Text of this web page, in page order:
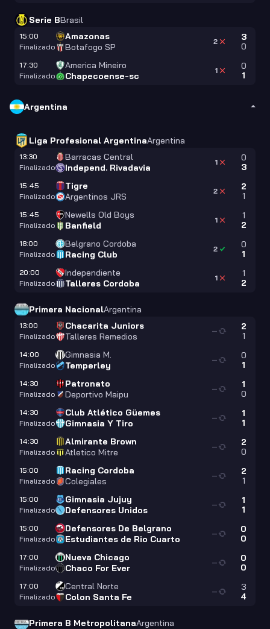
Serie BBrasil
15:00
Finalizado
Amazonas
Botafogo SP
3
0
2
17:30
Finalizado
America Mineiro
Chapecoense-sc
0
1
1
Argentina
Liga Profesional ArgentinaArgentina
13:30
Finalizado
Barracas Central
Independ. Rivadavia
0
3
1
15:45
Finalizado
Tigre
Argentinos JRS
2
1
2
15:45
Finalizado
Newells Old Boys
Banfield
1
2
1
18:00
Finalizado
Belgrano Cordoba
Racing Club
0
1
2
20:00
Finalizado
Independiente
Talleres Cordoba
1
2
1
Primera NacionalArgentina
13:00
Finalizado
Chacarita Juniors
Talleres Remedios
2
1
—
14:00
Finalizado
Gimnasia M.
Temperley
0
1
—
14:30
Finalizado
Patronato
Deportivo Maipu
1
0
—
14:30
Finalizado
Club Atlético Güemes
Gimnasia Y Tiro
1
1
—
14:30
Finalizado
Almirante Brown
Atletico Mitre
2
0
—
15:00
Finalizado
Racing Cordoba
Colegiales
2
1
—
15:00
Finalizado
Gimnasia Jujuy
Defensores Unidos
1
1
—
15:00
Finalizado
Defensores De Belgrano
Estudiantes de Rio Cuarto
0
0
—
17:00
Finalizado
Nueva Chicago
Chaco For Ever
0
0
—
17:00
Finalizado
Central Norte
Colon Santa Fe
3
4
—
Primera B MetropolitanaArgentina